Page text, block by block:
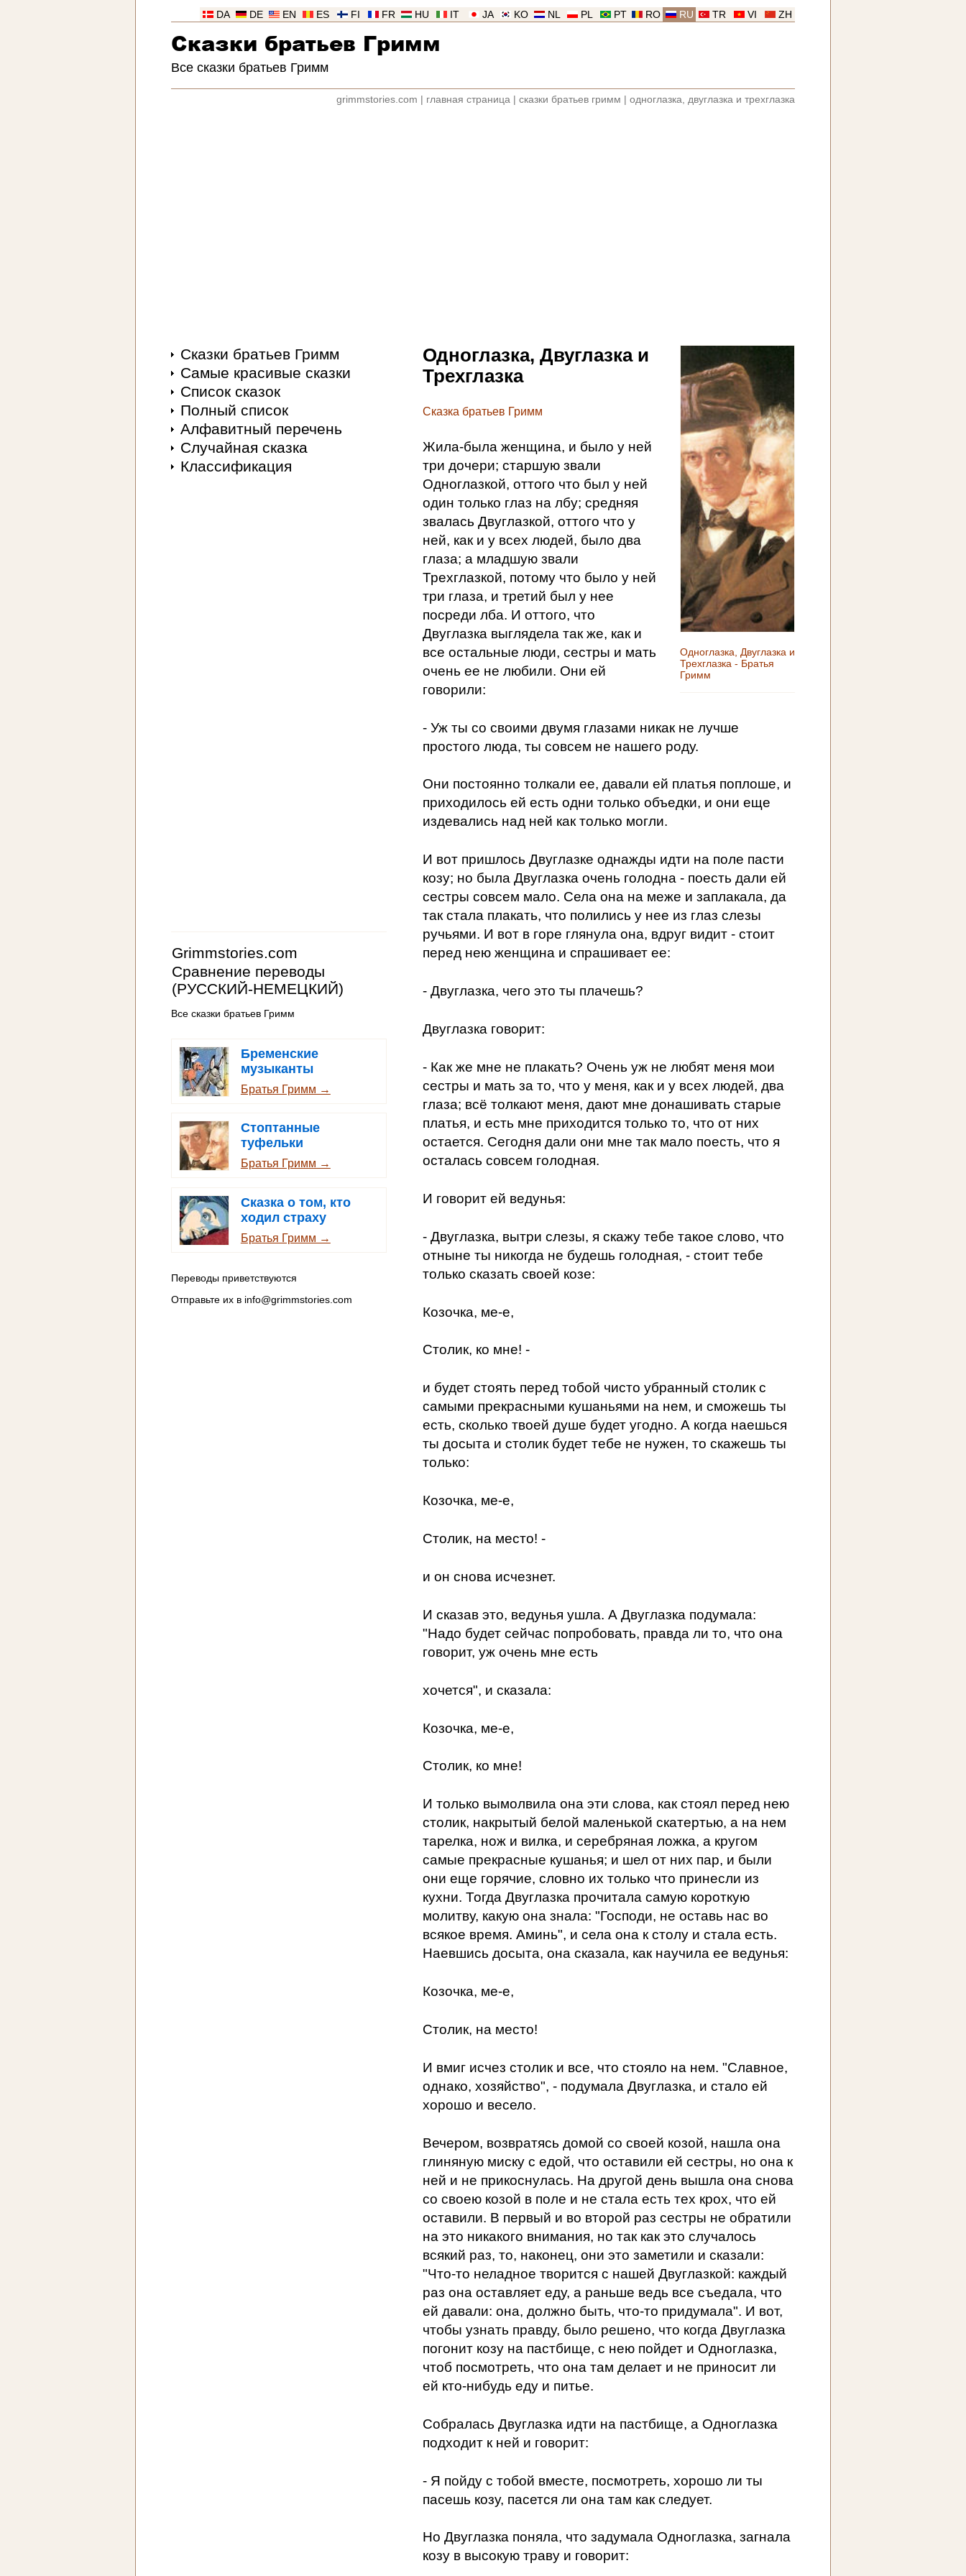
ZH
VI
TR
RU
RO
PT
PL
NL
KO
JA
IT
HU
FR
FI
ES
EN
DE
DA
Сказки братьев Гримм
Все сказки братьев Гримм
grimmstories.com главная страница сказки братьев гримм одноглазка, двуглазка и трехглазка
Сказки братьев Гримм
Самые красивые сказки
Список сказок
Полный список
Алфавитный перечень
Случайная сказка
Классификация
Grimmstories.com
Сравнение переводы
(РУССКИЙ-НЕМЕЦКИЙ)
Все сказки братьев Гримм
Бременские
музыканты
Братья Гримм →
Стоптанные
туфельки
Братья Гримм →
Сказка о том, кто
ходил страху
учиться
Братья Гримм →
Переводы приветствуются
Отправьте их в info@grimmstories.com
Одноглазка, Двуглазка и
Трехглазка - Братья
Гримм
Одноглазка, Двуглазка и
Трехглазка
Сказка братьев Гримм
Жила-была женщина, и было у ней
три дочери; старшую звали
Одноглазкой, оттого что был у ней
один только глаз на лбу; средняя
звалась Двуглазкой, оттого что у
ней, как и у всех людей, было два
глаза; а младшую звали
Трехглазкой, потому что было у ней
три глаза, и третий был у нее
посреди лба. И оттого, что
Двуглазка выглядела так же, как и
все остальные люди, сестры и мать
очень ее не любили. Они ей
говорили:
- Уж ты со своими двумя глазами никак не лучше
простого люда, ты совсем не нашего роду.
Они постоянно толкали ее, давали ей платья поплоше, и
приходилось ей есть одни только объедки, и они еще
издевались над ней как только могли.
И вот пришлось Двуглазке однажды идти на поле пасти
козу; но была Двуглазка очень голодна - поесть дали ей
сестры совсем мало. Села она на меже и заплакала, да
так стала плакать, что полились у нее из глаз слезы
ручьями. И вот в горе глянула она, вдруг видит - стоит
перед нею женщина и спрашивает ее:
- Двуглазка, чего это ты плачешь?
Двуглазка говорит:
- Как же мне не плакать? Очень уж не любят меня мои
сестры и мать за то, что у меня, как и у всех людей, два
глаза; всё толкают меня, дают мне донашивать старые
платья, и есть мне приходится только то, что от них
остается. Сегодня дали они мне так мало поесть, что я
осталась совсем голодная.
И говорит ей ведунья:
- Двуглазка, вытри слезы, я скажу тебе такое слово, что
отныне ты никогда не будешь голодная, - стоит тебе
только сказать своей козе:
Козочка, ме-е,
Столик, ко мне! -
и будет стоять перед тобой чисто убранный столик с
самыми прекрасными кушаньями на нем, и сможешь ты
есть, сколько твоей душе будет угодно. А когда наешься
ты досыта и столик будет тебе не нужен, то скажешь ты
только:
Козочка, ме-е,
Столик, на место! -
и он снова исчезнет.
И сказав это, ведунья ушла. А Двуглазка подумала:
"Надо будет сейчас попробовать, правда ли то, что она
говорит, уж очень мне есть
хочется", и сказала:
Козочка, ме-е,
Столик, ко мне!
И только вымолвила она эти слова, как стоял перед нею
столик, накрытый белой маленькой скатертью, а на нем
тарелка, нож и вилка, и серебряная ложка, а кругом
самые прекрасные кушанья; и шел от них пар, и были
они еще горячие, словно их только что принесли из
кухни. Тогда Двуглазка прочитала самую короткую
молитву, какую она знала: "Господи, не оставь нас во
всякое время. Аминь", и села она к столу и стала есть.
Наевшись досыта, она сказала, как научила ее ведунья:
Козочка, ме-е,
Столик, на место!
И вмиг исчез столик и все, что стояло на нем. "Славное,
однако, хозяйство", - подумала Двуглазка, и стало ей
хорошо и весело.
Вечером, возвратясь домой со своей козой, нашла она
глиняную миску с едой, что оставили ей сестры, но она к
ней и не прикоснулась. На другой день вышла она снова
со своею козой в поле и не стала есть тех крох, что ей
оставили. В первый и во второй раз сестры не обратили
на это никакого внимания, но так как это случалось
всякий раз, то, наконец, они это заметили и сказали:
"Что-то неладное творится с нашей Двуглазкой: каждый
раз она оставляет еду, а раньше ведь все съедала, что
ей давали: она, должно быть, что-то придумала". И вот,
чтобы узнать правду, было решено, что когда Двуглазка
погонит козу на пастбище, с нею пойдет и Одноглазка,
чтоб посмотреть, что она там делает и не приносит ли
ей кто-нибудь еду и питье.
Собралась Двуглазка идти на пастбище, а Одноглазка
подходит к ней и говорит:
- Я пойду с тобой вместе, посмотреть, хорошо ли ты
пасешь козу, пасется ли она там как следует.
Но Двуглазка поняла, что задумала Одноглазка, загнала
козу в высокую траву и говорит: